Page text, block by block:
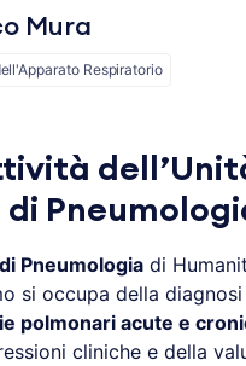
Pneumologia di
si occupa della
polmonari acute e
cliniche e della
Mura
Respiratorio